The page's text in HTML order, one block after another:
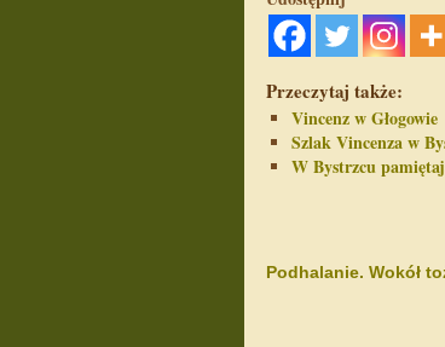
Przeczytaj także:
Vincenz w Głogowie
Szlak Vincenza w
W Bystrzcu
Podhalanie. Wokół